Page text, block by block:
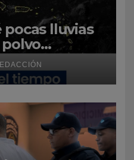
lluvias
República